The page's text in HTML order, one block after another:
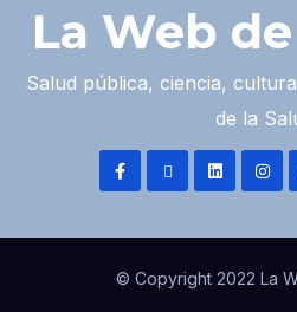
La Web
Salud pública, ciencia,
de la
© Copyright 2022 La